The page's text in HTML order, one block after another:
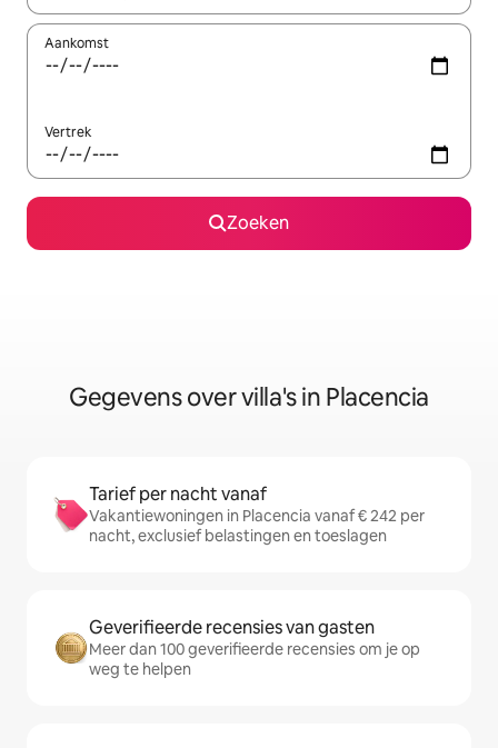
Aankomst
Vertrek
Zoeken
Gegevens over villa's in Placencia
Tarief per nacht vanaf
Vakantiewoningen in Placencia vanaf € 242 per
nacht, exclusief belastingen en toeslagen
Geverifieerde recensies van gasten
Meer dan 100 geverifieerde recensies om je op
weg te helpen